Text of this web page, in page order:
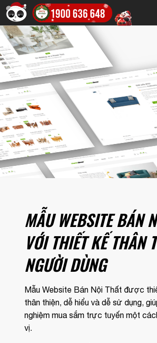
1900 636 648
MẪU WEBSITE BÁN
VỚI THIẾT KẾ THÂN
NGƯỜI DÙNG
Mẫu Website Bán Nội Thất được
thân thiện, dễ hiểu và dễ sử dụng,
nghiệm mua sắm trực tuyến một
vị.